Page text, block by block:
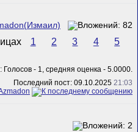
1 2 3 4
5
Последний пост: 09.10.2025 21:03